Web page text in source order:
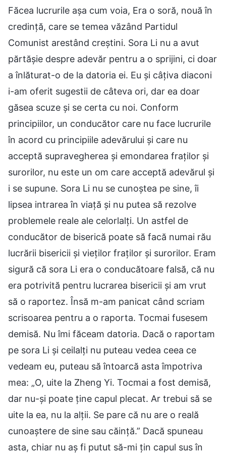
Făcea lucrurile așa cum voia, Era o soră, nouă în
credință, care se temea văzând Partidul
Comunist arestând creștini. Sora Li nu a avut
părtășie despre adevăr pentru a o sprijini, ci doar
a înlăturat-o de la datoria ei. Eu și câțiva diaconi
i-am oferit sugestii de câteva ori, dar ea doar
găsea scuze și se certa cu noi. Conform
principiilor, un conducător care nu face lucrurile
în acord cu principiile adevărului și care nu
acceptă supravegherea și emondarea fraților și
surorilor, nu este un om care acceptă adevărul și
i se supune. Sora Li nu se cunoștea pe sine, îi
lipsea intrarea în viață și nu putea să rezolve
problemele reale ale celorlalți. Un astfel de
conducător de biserică poate să facă numai rău
lucrării bisericii și vieților fraților și surorilor. Eram
sigură că sora Li era o conducătoare falsă, că nu
era potrivită pentru lucrarea bisericii și am vrut
să o raportez. Însă m-am panicat când scriam
scrisoarea pentru a o raporta. Tocmai fusesem
demisă. Nu îmi făceam datoria. Dacă o raportam
pe sora Li și ceilalți nu puteau vedea ceea ce
vedeam eu, puteau să întoarcă asta împotriva
mea: „O, uite la Zheng Yi. Tocmai a fost demisă,
dar nu-și poate ține capul plecat. Ar trebui să se
uite la ea, nu la alții. Se pare că nu are o reală
cunoaștere de sine sau căință.” Dacă spuneau
asta, chiar nu aș fi putut să-mi țin capul sus în